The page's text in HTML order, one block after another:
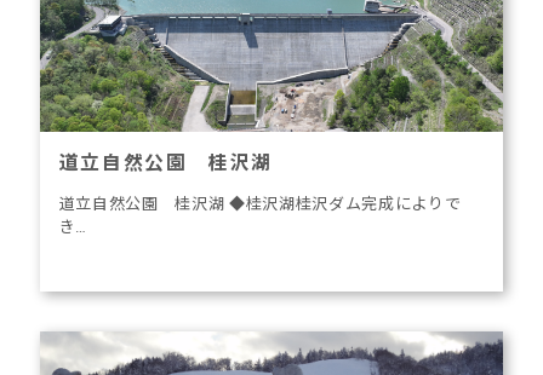
道立自然公園 桂沢湖
道立自然公園 桂沢湖 ◆桂沢湖桂沢ダム完成によりで
き…